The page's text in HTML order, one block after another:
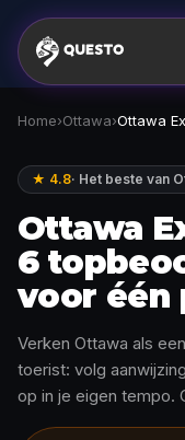
Home›Ottawa›Ottawa
★ 4.8· Het beste van
Ottawa
6
voor één
Verken Ottawa als
toerist: volg
op in je eigen tempo.